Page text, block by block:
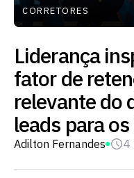
CORRETORES
Liderança
fator de
relevante do
leads para
Adilton Fernandes 4